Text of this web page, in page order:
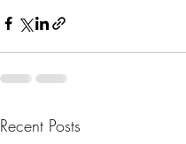
Recent Posts